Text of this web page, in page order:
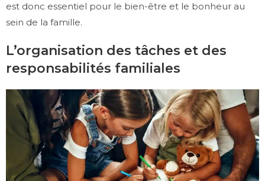
est donc essentiel pour le bien-être et le bonheur au
sein de la famille.
L’organisation des tâches et des
responsabilités familiales